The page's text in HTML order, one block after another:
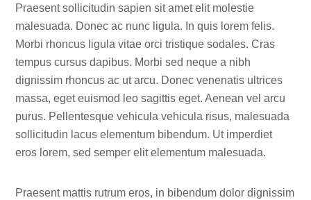
Praesent sollicitudin sapien sit amet elit molestie
malesuada. Donec ac nunc ligula. In quis lorem felis.
Morbi rhoncus ligula vitae orci tristique sodales. Cras
tempus cursus dapibus. Morbi sed neque a nibh
dignissim rhoncus ac ut arcu. Donec venenatis ultrices
massa, eget euismod leo sagittis eget. Aenean vel arcu
purus. Pellentesque vehicula vehicula risus, malesuada
sollicitudin lacus elementum bibendum. Ut imperdiet
eros lorem, sed semper elit elementum malesuada.
Praesent mattis rutrum eros, in bibendum dolor dignissim